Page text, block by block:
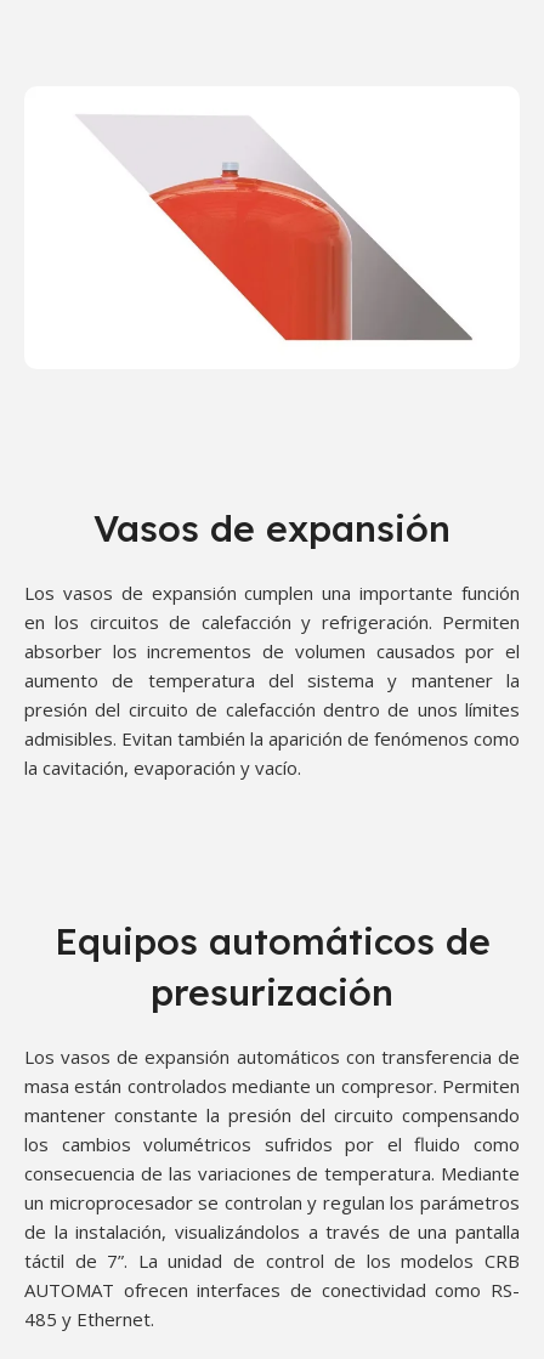
Vasos de expansión
Los vasos de expansión cumplen una importante función
en los circuitos de calefacción y refrigeración. Permiten
absorber los incrementos de volumen causados por el
aumento de temperatura del sistema y mantener la
presión del circuito de calefacción dentro de unos límites
admisibles. Evitan también la aparición de fenómenos como
la cavitación, evaporación y vacío.
Equipos automáticos de
presurización
Los vasos de expansión automáticos con transferencia de
masa están controlados mediante un compresor. Permiten
mantener constante la presión del circuito compensando
los cambios volumétricos sufridos por el fluido como
consecuencia de las variaciones de temperatura. Mediante
un microprocesador se controlan y regulan los parámetros
de la instalación, visualizándolos a través de una pantalla
táctil de 7”. La unidad de control de los modelos CRB
AUTOMAT ofrecen interfaces de conectividad como RS-
485 y Ethernet.